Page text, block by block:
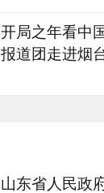
开局之年看中
报道团走进烟
山东省人民政